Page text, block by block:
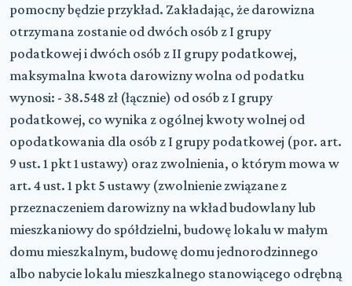
pomocny będzie przykład. Zakładając, że darowizna
otrzymana zostanie od dwóch osób z I grupy
podatkowej i dwóch osób z II grupy podatkowej,
maksymalna kwota darowizny wolna od podatku
wynosi: - 38.548 zł (łącznie) od osób z I grupy
podatkowej, co wynika z ogólnej kwoty wolnej od
opodatkowania dla osób z I grupy podatkowej (por. art.
9 ust. 1 pkt 1 ustawy) oraz zwolnienia, o którym mowa w
art. 4 ust. 1 pkt 5 ustawy (zwolnienie związane z
przeznaczeniem darowizny na wkład budowlany lub
mieszkaniowy do spółdzielni, budowę lokalu w małym
domu mieszkalnym, budowę domu jednorodzinnego
albo nabycie lokalu mieszkalnego stanowiącego odrębną